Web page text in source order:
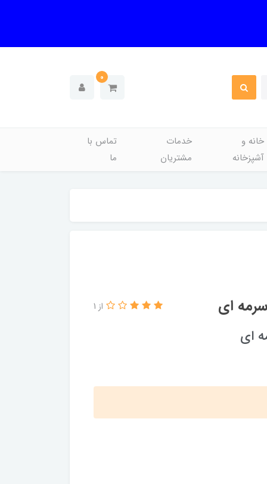
0
خانه و
آشپزخانه
خدمات
مشتریان
تماس با
ما
ای از 1
ای